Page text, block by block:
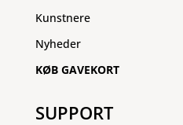
Kunstnere
Nyheder
KØB GAVEKORT
SUPPORT